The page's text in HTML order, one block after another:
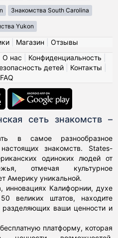
Знакомства South Carolina
Yukon
| Магазин
Отзывы
О нас Конфиденциальность
детей| Контакты
FAQ
сеть знакомств –
в самое разнообразное
знакомств. States-
одиноких людей от
отмечая культурное
Америку уникальной.
Калифорнии, духе
великих штатов, находите
ваши ценности и
платформу, которая